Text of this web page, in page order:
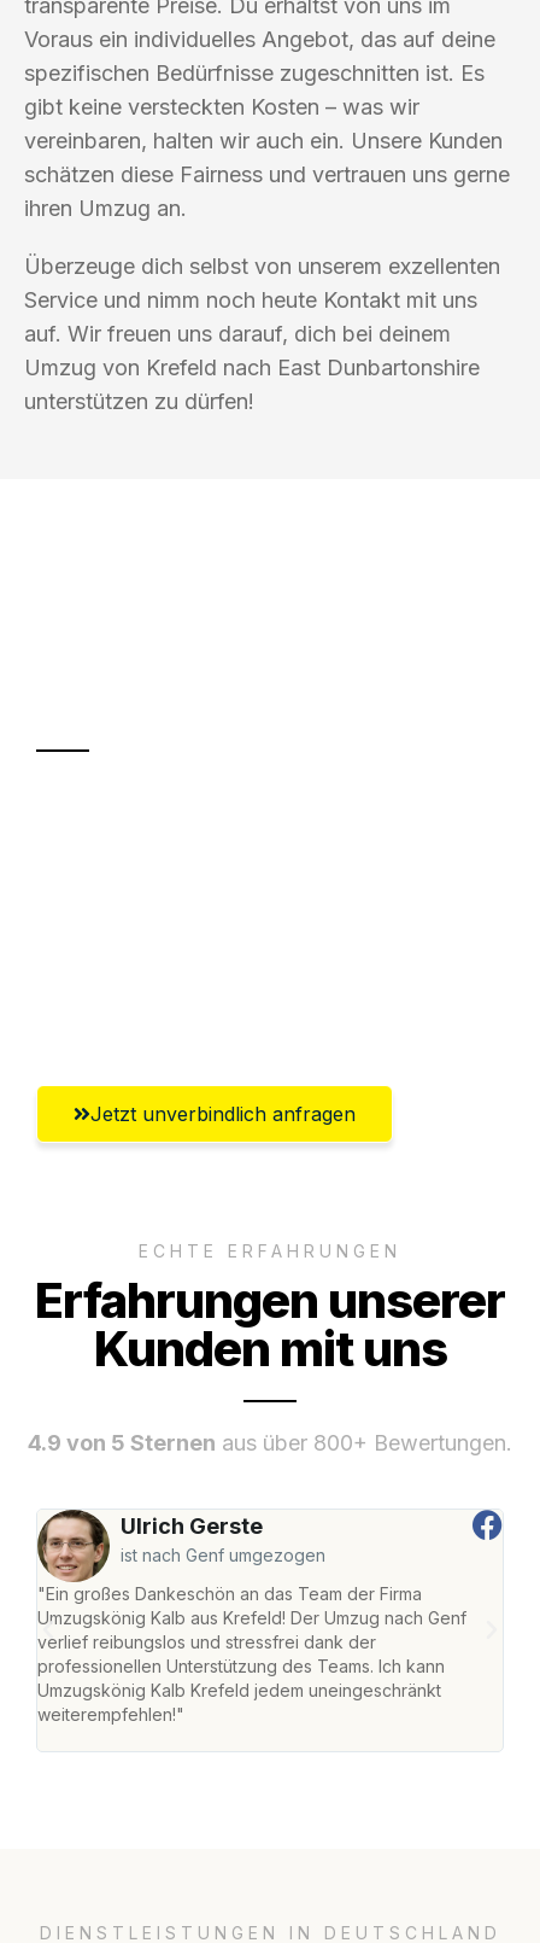
transparente Preise. Du erhältst von uns im
Voraus ein individuelles Angebot, das auf deine
spezifischen Bedürfnisse zugeschnitten ist. Es
gibt keine versteckten Kosten – was wir
vereinbaren, halten wir auch ein. Unsere Kunden
schätzen diese Fairness und vertrauen uns gerne
ihren Umzug an.
Überzeuge dich selbst von unserem exzellenten
Service und nimm noch heute Kontakt mit uns
auf. Wir freuen uns darauf, dich bei deinem
Umzug von Krefeld nach East Dunbartonshire
unterstützen zu dürfen!
Jetzt unverbindlich anfragen
ECHTE ERFAHRUNGEN
Erfahrungen unserer
Kunden mit uns
4.9 von 5 Sternen aus über 800+ Bewertungen.
Ulrich Gerste
ist nach Genf umgezogen
"Ein großes Dankeschön an das Team der Firma
Umzugskönig Kalb aus Krefeld! Der Umzug nach Genf
verlief reibungslos und stressfrei dank der
professionellen Unterstützung des Teams. Ich kann
Umzugskönig Kalb Krefeld jedem uneingeschränkt
weiterempfehlen!"
DIENSTLEISTUNGEN IN DEUTSCHLAND